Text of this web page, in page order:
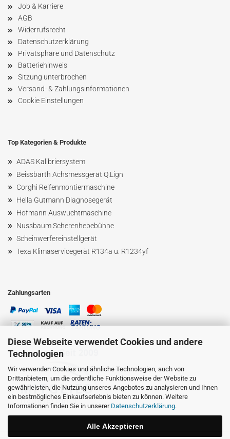
Diese Webseite verwendet Cookies und andere
Technologien
Wir verwenden Cookies und ähnliche Technologien, auch von
Drittanbietern, um die ordentliche Funktionsweise der Website zu
gewährleisten, die Nutzung unseres Angebotes zu analysieren und Ihnen
ein bestmögliches Einkaufserlebnis bieten zu können. Weitere
Informationen finden Sie in unserer Datenschutzerklärung.
Alle Akzeptieren
Job & Karriere
AGB
Widerrufsrecht
Datenschutzerklärung
Privatsphäre und Datenschutz
Batteriehinweis
Sitzung unterbrochen
Versand- & Zahlungsinformationen
Cookie Einstellungen
Top Kategorien & Produkte
» ADAS Kalibriersystem
» Beissbarth Achsmessgerät Q.Lign
» Corghi Reifenmontiermaschine
» Hella Gutmann Diagnosegerät
» Hofmann Auswuchtmaschine
» NussbaumScherenhebebühne
» Scheinwerfereinstellgerät
» Texa Klimaservicegerät R134a u. R1234yf
Zahlungsarten